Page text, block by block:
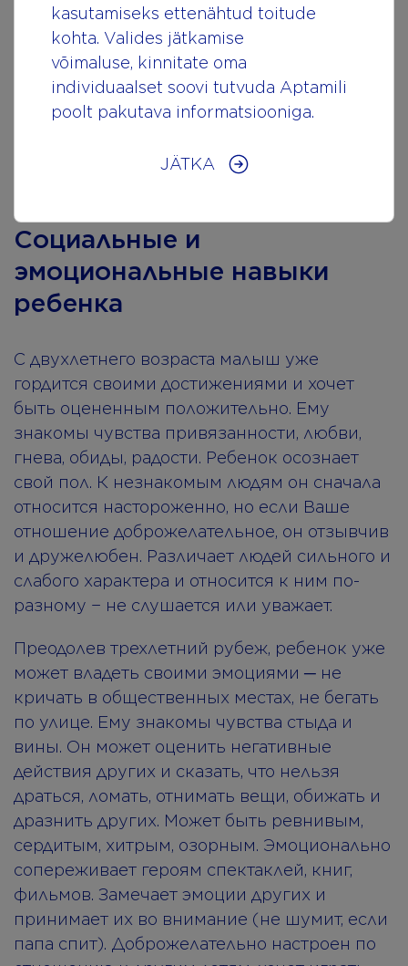
поймать мяч, брошенный с близкой
дистанции.
По достижении трех лет ребенок учится
ездить на велосипеде, качаться на качелях,
ходить на лыжах, плавать, вставать на
коньки, играть в футбол.
Социальные и
эмоциональные навыки
ребенка
С двухлетнего возраста малыш уже
гордится своими достижениями и хочет
быть оцененным положительно. Ему
знакомы чувства привязанности, любви,
гнева, обиды, радости. Ребенок осознает
свой пол. К незнакомым людям он сначала
относится настороженно, но если Ваше
отношение доброжелательное, он отзывчив
и дружелюбен. Различает людей сильного и
слабого характера и относится к ним по-
разному − не слушается или уважает.
Преодолев трехлетний рубеж, ребенок уже
может владеть своими эмоциями ─ не
кричать в общественных местах, не бегать
по улице. Ему знакомы чувства стыда и
вины. Он может оценить негативные
действия других и сказать, что нельзя
драться, ломать, отнимать вещи, обижать и
дразнить других. Может быть ревнивым,
сердитым, хитрым, озорным. Эмоционально
сопереживает героям спектаклей, книг,
фильмов. Замечает эмоции других и
принимает их во внимание (не шумит, если
папа спит). Доброжелательно настроен по
kasutamiseks ettenähtud toitude
kohta. Valides jätkamise
võimaluse, kinnitate oma
individuaalset soovi tutvuda Aptamili
poolt pakutava informatsiooniga.
JÄTKA